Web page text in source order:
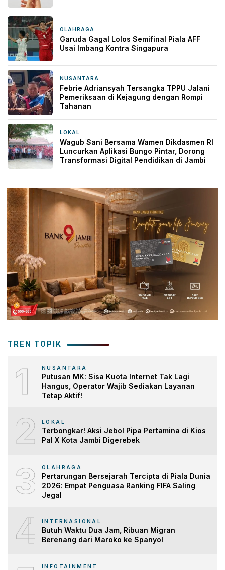
OLAHRAGA
Garuda Gagal Lolos Semifinal Piala AFF
Usai Imbang Kontra Singapura
NUSANTARA
Febrie Adriansyah Tersangka TPPU Jalani
Pemeriksaan di Kejagung dengan Rompi
Tahanan
LOKAL
Wagub Sani Bersama Wamen Dikdasmen RI
Luncurkan Aplikasi Bungo Pintar, Dorong
Transformasi Digital Pendidikan di Jambi
TREN TOPIK
1 NUSANTARA
Putusan MK: Sisa Kuota Internet Tak Lagi
Hangus, Operator Wajib Sediakan Layanan
Tetap Aktif!
2 LOKAL
Terbongkar! Aksi Jebol Pipa Pertamina di Kios
Pal X Kota Jambi Digerebek
3 OLAHRAGA
Pertarungan Bersejarah Tercipta di Piala Dunia
2026: Empat Penguasa Ranking FIFA Saling
Jegal
4 INTERNASIONAL
Butuh Waktu Dua Jam, Ribuan Migran
Berenang dari Maroko ke Spanyol
INFOTAINMENT